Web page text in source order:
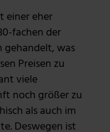
einer eher
fachen der
was
Preisen zu
viele
noch größer zu
als auch im
Deswegen ist